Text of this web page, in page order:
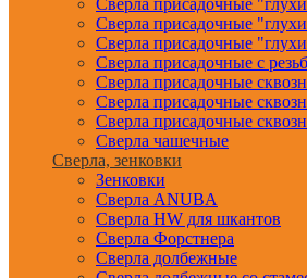
Сверла присадочные
Сверла присадочные
Сверла присадочные
Сверла присадочные с
Сверла присадочные
Сверла присадочные
Сверла присадочные
Сверла чашечные
Сверла, зенковки
Зенковки
Сверла ANUBA
Сверла HW для шкантов
Сверла Форстнера
Сверла долбежные